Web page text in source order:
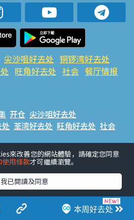
本周好去处
尖沙咀好去处 铜锣湾好去处
旺角好去处 社会 餐厅情报
开仓 尖沙咀好去处
荃湾好去处 旺角好去处 社会
动推介 #美食社群热话
应用程式
商户中心 #著数 #网络热话
香港经济日报版权所有©2026
來改善您的網站體驗，請確定您同意
使用條款才可繼續瀏覽。
我已閱讀及同意